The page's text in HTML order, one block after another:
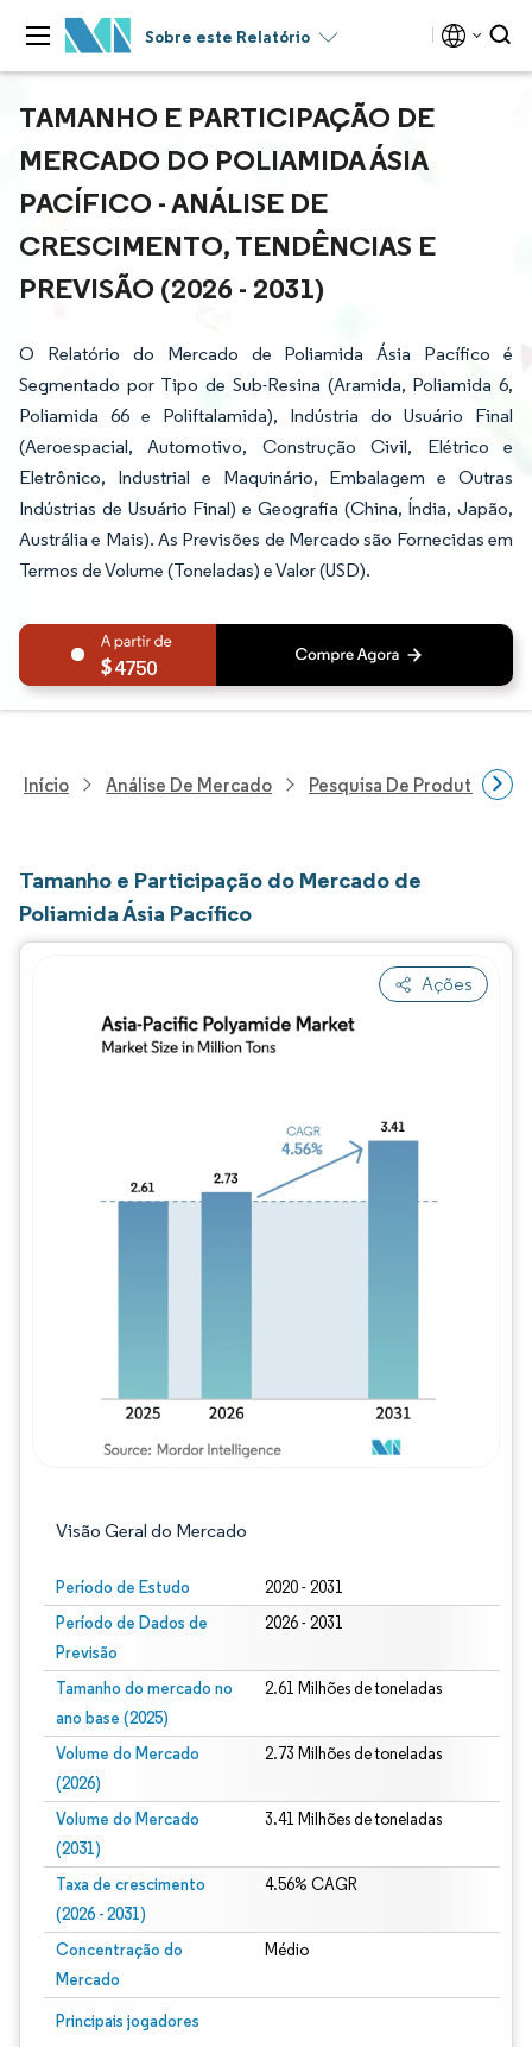
Sobre este Relatório
TAMANHO E PARTICIPAÇÃO DE
MERCADO DO POLIAMIDA ÁSIA
PACÍFICO - ANÁLISE DE
CRESCIMENTO, TENDÊNCIAS E
PREVISÃO (2026 - 2031)
O Relatório do Mercado de Poliamida Ásia Pacífico é
Segmentado por Tipo de Sub-Resina (Aramida, Poliamida 6,
Poliamida 66 e Poliftalamida), Indústria do Usuário Final
(Aeroespacial, Automotivo, Construção Civil, Elétrico e
Eletrônico, Industrial e Maquinário, Embalagem e Outras
Indústrias de Usuário Final) e Geografia (China, Índia, Japão,
Austrália e Mais). As Previsões de Mercado são Fornecidas em
Termos de Volume (Toneladas) e Valor (USD).
4750
Início Análise De Mercado Pesquisa De Produtos
Tamanho e Participação do Mercado de
Poliamida Ásia Pacífico
Ações
Visão Geral do Mercado
Período de Estudo 2020 - 2031
Período de Dados de
Previsão
2026 - 2031
Tamanho do mercado no
ano base (2025)
2.61 Milhões de toneladas
Volume do Mercado
(2026)
2.73 Milhões de toneladas
Volume do Mercado
(2031)
3.41 Milhões de toneladas
Taxa de crescimento
(2026 - 2031)
4.56% CAGR
Concentração do
Mercado
Médio
Principais jogadores
Imagem © Mordor Intelligence. O reuso requer atribuição conforme CC BY 4.0.